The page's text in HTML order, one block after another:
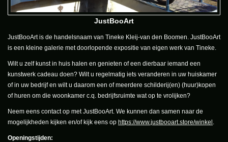
JustBooArt
JustBooArt is de handelsnaam van Tineke Kleij-van den Boomen. JustBooArt
is een kleine galerie met doorlopende expositie van eigen werk van Tineke.
Wilt u zelf kunst in huis halen en genieten of een dierbaar iemand een
kunstwerk cadeau doen? Wilt u regelmatig iets veranderen in uw huiskamer
of in uw bedrijf en wilt u daarom een of meerdere schilderij(en) (huur)kopen
of huren om die woonkamer c.q. bedrijfsruimte wat op te vrolijken?
Neem eens contact op met JustBooArt. We kunnen dan samen naar de
mogelijkheden kijken en/of kijk eens op https://www.justbooart.store/winkel .
Openingstijden: